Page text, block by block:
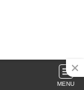
MENU